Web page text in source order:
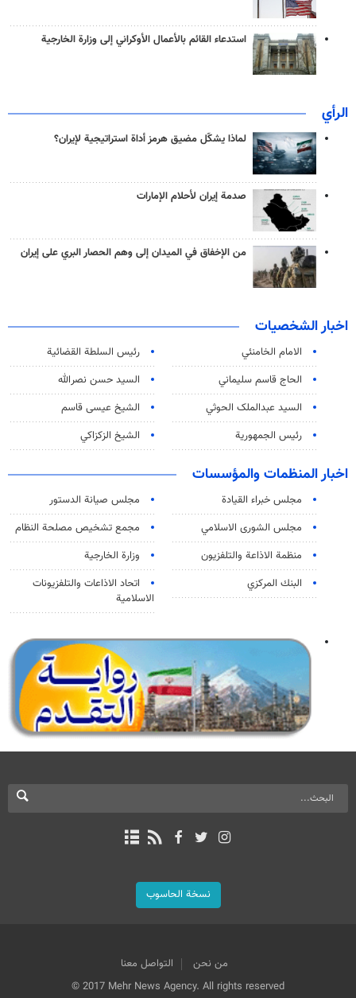
استدعاء القائم بالأعمال الأوكراني إلى وزارة الخارجية
الرأي
لماذا يشكّل مضيق هرمز أداة استراتيجية لإيران؟
صدمة إيران لأحلام الإمارات
من الإخفاق في الميدان إلى وهم الحصار البري على إيران
اخبار الشخصيات
الامام الخامنئي
رئیس السلطة القضائیة
الحاج قاسم سليماني
السيد حسن نصرالله
السید عبدالملک الحوثي
الشيخ عيسى قاسم
رئيس الجمهورية
الشيخ الزكزاكي
اخبار المنظمات والمؤسسات
مجلس خبراء القيادة
مجلس صيانة الدستور
مجلس الشورى الاسلامي
مجمع تشخيص مصلحة النظام
منظمة الاذاعة والتلفزیون
وزارة الخارجية
البنك المركزي
اتحاد الاذاعات والتلفزيونات
الاسلامية
نسخة الحاسوب
من نحن
التواصل معنا
© 2017 Mehr News Agency. All rights reserved